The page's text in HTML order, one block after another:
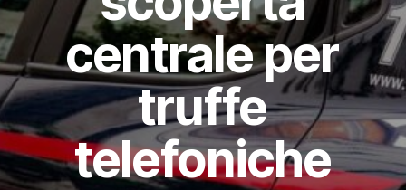
centrale per
truffe
telefoniche